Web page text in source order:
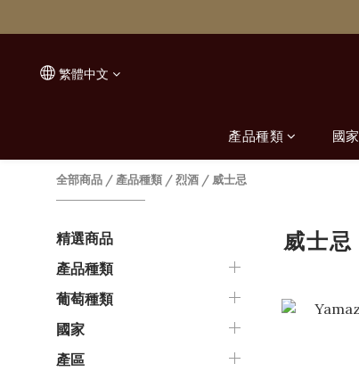
繁體中文
產品種類 國家
全部商品 / 產品種類 /烈酒 /威士忌
精選商品
產品種類
葡萄種類
國家
產區
威士忌